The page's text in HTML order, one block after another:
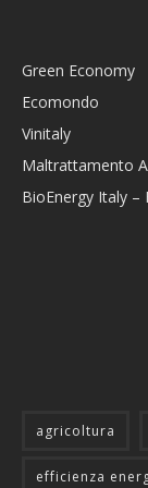
Green Economy
Ecomondo
Vinitaly
Maltrattamento
BioEnergy Italy –
agricoltura
efficienza